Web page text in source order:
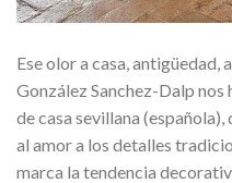
Ese olor a casa, antigüedad,
González Sanchez-Dalp
de casa sevillana
al amor a los detalles
marca la tendencia